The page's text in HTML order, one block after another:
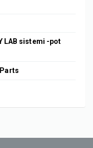
LAB sistemi -pot